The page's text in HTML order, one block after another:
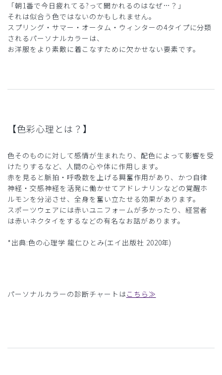
「朝1番で今日疲れてる?って聞かれるのはなぜ…？」
それは似合う色ではないのかもしれません。
スプリング・サマー・オータム・ウィンターの4タイプに分類
されるパーソナルカラーは、
お洋服をより素敵に着こなすために欠かせない要素です。
【色彩心理とは？】
色そのものに対して感情が生まれたり、配色によって影響を受
けたりするなど、人間の心や体に作用します。
赤を見ると脈拍・呼吸数を上げる興奮作用があり、かつ自律
神経・交感神経を活発に働かせてアドレナリンなどの覚醒ホ
ルモンを分泌させ、全身を奮い立たせる効果があります。
スポーツウェアには赤いユニフォームが多かったり、経営者
は赤いネクタイをするなどの有名なお話があります。
*出典:色の心理学 龍仁ひとみ(エイ出版社 2020年)
パーソナルカラーの診断チャートはこちら≫